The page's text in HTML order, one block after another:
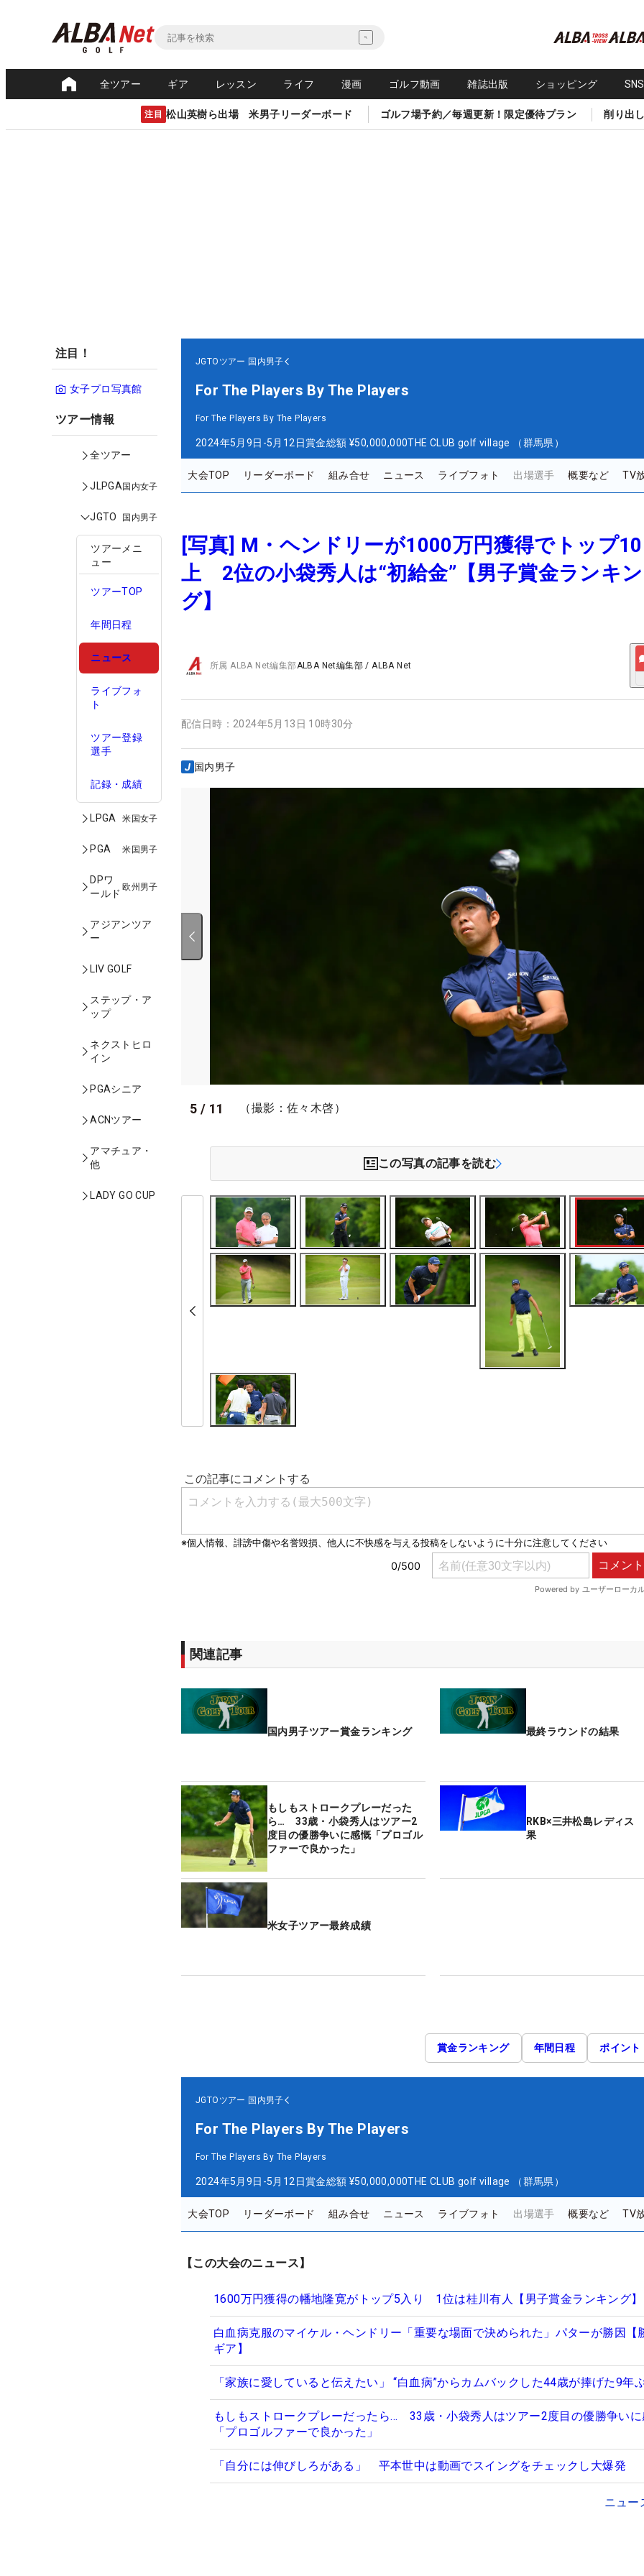
全ツアー ギア レッスン ライフ 漫画 ゴルフ動画 雑誌出版 ショッピング
注目 松山英樹ら出場 米男子リーダーボード ゴルフ場予約／毎週更新！限定優待プラン 削り出
注目！
女子プロ写真館
ツアー情報
全ツアー
JLPGA国内女子
JGTO 国内男子
ツアーメニ
ュー
ツアーTOP
年間日程
ニュース
ライブフォ
ト
ツアー登録
選手
記録・成績
LPGA 米国女子
PGA 米国男子
DPワ
ールド
欧州男子
アジアンツア
ー
LIV GOLF
ステップ・ア
ップ
ネクストヒロ
イン
PGAシニア
ACNツアー
アマチュア・
他
LADY GO CUP
JGTOツアー 国内男子
For The Players By The Players
For The Players By The Players
2024年5月9日-5月12日賞金総額 ¥50,000,000THE CLUB golf village （群馬県）
大会TOP リーダーボード 組み合せ ニュース ライブフォト 出場選手 概要など TV
[写真] M・ヘンドリーが1000万円獲得でトップ
上 2位の小袋秀人は“初給金”【男子賞金ランキン
グ】
所属ALBA Net編集部ALBA Net編集部 /ALBA Net
配信日時： 2024年5月13日 10時30分
国内男子
5 / 11 （撮影：佐々木啓）
この写真の記事を読む
関連記事
国内男子ツアー賞金ランキング 最終ラウンドの結果
もしもストロークプレーだった
ら… 33歳・小袋秀人はツアー2
度目の優勝争いに感慨「プロゴル
ファーで良かった」
RKB×三井松島レディス
果
米女子ツアー最終成績
賞金ランキング 年間日程 ポイント
JGTOツアー 国内男子
For The Players By The Players
For The Players By The Players
2024年5月9日-5月12日賞金総額 ¥50,000,000THE CLUB golf village （群馬県）
大会TOP リーダーボード 組み合せ ニュース ライブフォト 出場選手 概要など TV
【この大会のニュース】
1600万円獲得の幡地隆寛がトップ5入り 1位は桂川有人【男子賞金ランキング】
白血病克服のマイケル・ヘンドリー「重要な場面で決められた」パターが勝因【
ギア】
「家族に愛していると伝えたい」 “白血病”からカムバックした44歳が捧げた9年
もしもストロークプレーだったら… 33歳・小袋秀人はツアー2度目の優勝争い
「プロゴルファーで良かった」
「自分には伸びしろがある」 平本世中は動画でスイングをチェックし大爆発
ニュー